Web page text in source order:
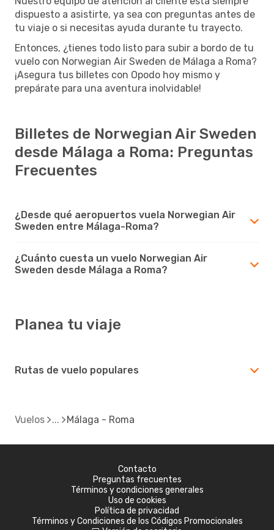
dispuesto a asistirte, ya sea con preguntas antes de
tu viaje o si necesitas ayuda durante tu trayecto.
Entonces, ¿tienes todo listo para subir a bordo de tu
vuelo con Norwegian Air Sweden de Málaga a Roma?
¡Asegura tus billetes con Opodo hoy mismo y
prepárate para una aventura inolvidable!
Billetes de Norwegian Air Sweden
desde Málaga a Roma: Preguntas
Frecuentes
¿Desde qué aeropuertos vuela Norwegian Air
Sweden entre Málaga-Roma?
¿Cuánto cuesta un vuelo Norwegian Air
Sweden desde Málaga a Roma?
Planea tu viaje
Rutas de vuelo populares
Vuelos Málaga - Roma
Contacto
Preguntas frecuentes
Términos y condiciones generales
Uso de cookies
Política de privacidad
Términos y Condiciones de los Códigos Promocionales